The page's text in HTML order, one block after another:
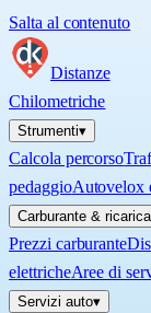
Salta al contenuto
Distanze
Chilometriche
Strumenti▾
Calcola percorso
pedaggioAutovelox
Carburante & ricarica
Prezzi carburante
elettricheAree di
Servizi auto▾